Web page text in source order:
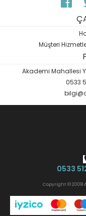
Müşteri
Akademi Mahallesi
0533
0533
Copyright © 2008